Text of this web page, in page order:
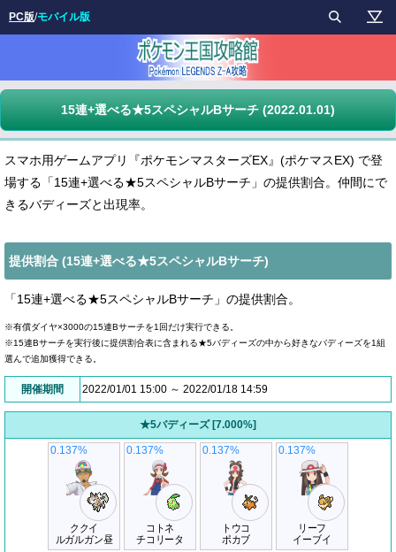
15連+選べる★5スペシャルBサーチ (2022.01.01)
スマホ用ゲームアプリ『ポケモンマスターズEX』(ポケマスEX) で登
場する「15連+選べる★5スペシャルBサーチ」の提供割合。仲間にで
きるバディーズと出現率。
提供割合 (15連+選べる★5スペシャルBサーチ)
「15連+選べる★5スペシャルBサーチ」の提供割合。
※有償ダイヤ×3000の15連Bサーチを1回だけ実行できる。
※15連Bサーチを実行後に提供割合表に含まれる★5バディーズの中から好きなバディーズを1組
選んで追加獲得できる。
開催期間 2022/01/01 15:00 ～ 2022/01/18 14:59
★5バディーズ [7.000%]
ククイ
ルガルガン昼
0.137%
コトネ
チコリータ
0.137%
トウコ
ポカブ
0.137%
リーフ
イーブイ
0.137%
PC版/モバイル版